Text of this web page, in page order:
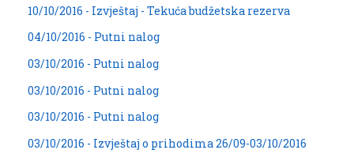
10/10/2016 - Izvještaj - Tekuća budžetska rezerva
04/10/2016 - Putni nalog
03/10/2016 - Putni nalog
03/10/2016 - Putni nalog
03/10/2016 - Putni nalog
03/10/2016 - Izvještaj o prihodima 26/09-03/10/2016